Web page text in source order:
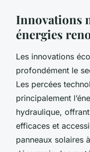
Innovations
énergies
Les innovations
profondément le
Les percées
principalement
hydraulique,
efficaces et
panneaux solaires